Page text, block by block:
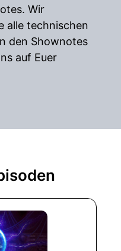
Wir
alle technischen
den Shownotes
auf Euer